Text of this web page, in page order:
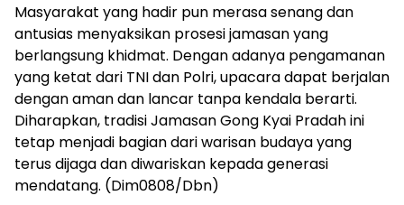
Masyarakat yang hadir pun merasa senang dan
antusias menyaksikan prosesi jamasan yang
berlangsung khidmat. Dengan adanya pengamanan
yang ketat dari TNI dan Polri, upacara dapat berjalan
dengan aman dan lancar tanpa kendala berarti.
Diharapkan, tradisi Jamasan Gong Kyai Pradah ini
tetap menjadi bagian dari warisan budaya yang
terus dijaga dan diwariskan kepada generasi
mendatang. (Dim0808/Dbn)